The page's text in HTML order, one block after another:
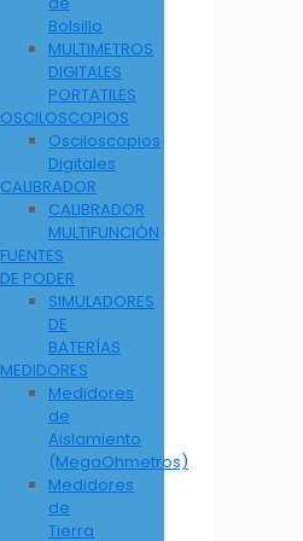
Bolsillo
MULTIMETROS
DIGITALES
PORTATILES
OSCILOSCOPIOS
Osciloscopios
Digitales
CALIBRADOR
CALIBRADOR
MULTIFUNCIÓN
FUENTES
DE PODER
SIMULADORES
DE
BATERÍAS
MEDIDORES
Medidores
de
Aislamiento
(MegaOhmetros)
Medidores
de
Tierra